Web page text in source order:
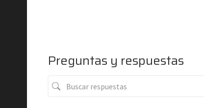
Preguntas y respuestas